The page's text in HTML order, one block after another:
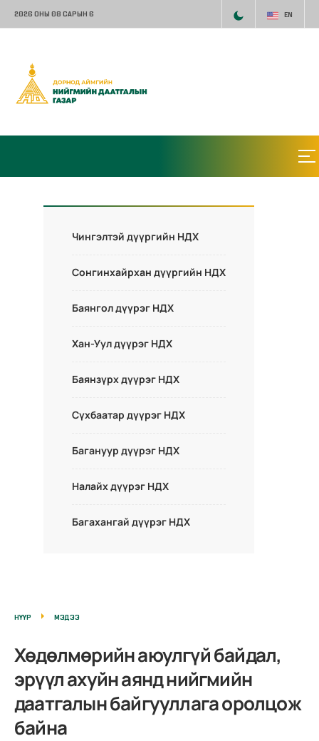
2026 ОНЫ 08 САРЫН 6 EN
Чингэлтэй дүүргийн НДХ
Сонгинхайрхан дүүргийн НДХ
Баянгол дүүрэг НДХ
Хан-Уул дүүрэг НДХ
Баянзүрх дүүрэг НДХ
Сүхбаатар дүүрэг НДХ
Багануур дүүрэг НДХ
Налайх дүүрэг НДХ
Багахангай дүүрэг НДХ
НҮҮР МЭДЭЭ
Хөдөлмөрийн аюулгүй байдал,
эрүүл ахуйн аянд нийгмийн
даатгалын байгууллага оролцож
байна